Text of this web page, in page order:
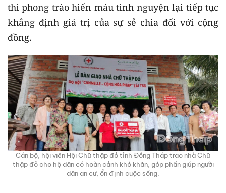
thì phong trào hiến máu tình nguyện lại tiếp tục
khẳng định giá trị của sự sẻ chia đối với cộng
đồng.
Cán bộ, hội viên Hội Chữ thập đỏ tỉnh Đồng Tháp trao nhà Chữ
thập đỏ cho hộ dân có hoàn cảnh khó khăn, góp phần giúp người
dân an cư, ổn định cuộc sống.